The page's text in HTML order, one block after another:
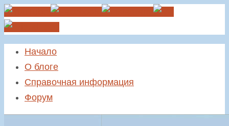
Начало
О блоге
Справочная информация
Форум